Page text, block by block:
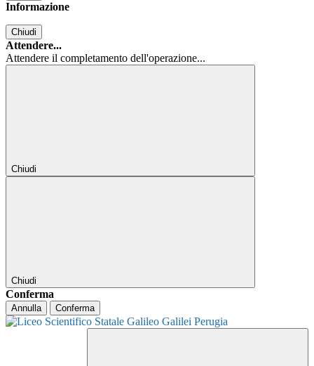
Informazione
Chiudi
Attendere...
Attendere il completamento dell'operazione...
Chiudi
Chiudi
Conferma
Annulla Conferma